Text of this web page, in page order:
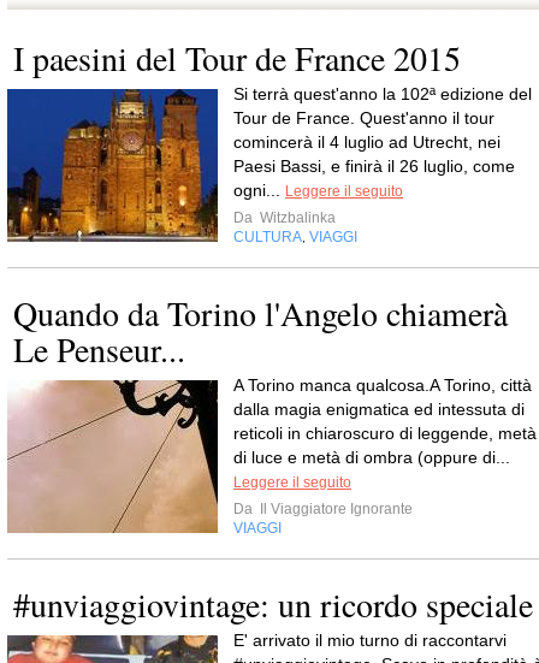
I paesini del Tour de France 2015
Si terrà quest'anno la 102ª edizione del
Tour de France. Quest'anno il tour
comincerà il 4 luglio ad Utrecht, nei
Paesi Bassi, e finirà il 26 luglio, come
ogni...
Leggere il seguito
Da Witzbalinka
CULTURA VIAGGI
Quando da Torino l'Angelo chiamerà
Le Penseur...
A Torino manca qualcosa.A Torino, città
dalla magia enigmatica ed intessuta di
reticoli in chiaroscuro di leggende, metà
di luce e metà di ombra (oppure di...
Leggere il seguito
Da Il Viaggiatore Ignorante
VIAGGI
#unviaggiovintage: un ricordo speciale
E' arrivato il mio turno di raccontarvi